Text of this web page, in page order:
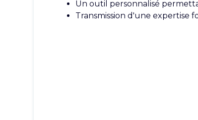
Un outil personnalisé
Transmission d'une expertise